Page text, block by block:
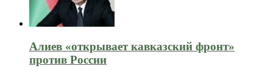
Алиев «открывает кавказский фронт»
против России